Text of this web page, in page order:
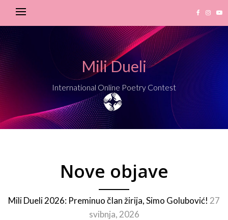
Mili Dueli
International Online Poetry Contest
Nove objave
Mili Dueli 2026: Preminuo član žirija, Simo Golubović! 27
svibnja, 2026